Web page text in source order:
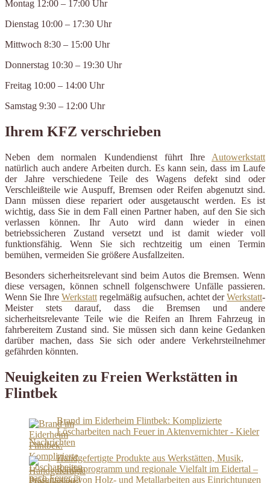
Montag 12:00 – 17:00 Uhr
Dienstag 10:00 – 17:30 Uhr
Mittwoch 8:30 – 15:00 Uhr
Donnerstag 10:30 – 19:30 Uhr
Freitag 10:00 – 14:00 Uhr
Samstag 9:30 – 12:00 Uhr
Ihrem KFZ verschrieben
Neben dem normalen Kundendienst führt Ihre Autowerkstatt
natürlich auch andere Arbeiten durch. Es kann sein, dass im Laufe
der Jahre verschiedene Teile des Wagens defekt sind oder
Verschleißteile wie Auspuff, Bremsen oder Reifen abgenutzt sind.
Dann müssen diese repariert oder ausgetauscht werden. Es ist
wichtig, dass Sie in dem Fall einen Partner haben, auf den Sie sich
verlassen können. Ihr Auto wird dann wieder in einen
betriebssicheren Zustand versetzt und ist damit wieder voll
funktionsfähig. Wenn Sie sich rechtzeitig um einen Termin
bemühen, vermeiden Sie größere Ausfallzeiten.
Besonders sicherheitsrelevant sind beim Autos die Bremsen. Wenn
diese versagen, können schnell folgenschwere Unfälle passieren.
Wenn Sie Ihre Werkstatt regelmäßig aufsuchen, achtet derWerkstatt-
Meister stets darauf, dass die Bremsen und andere
sicherheitsrelevante Teile wie die Reifen an Ihrem Fahrzeug in
fahrbereitem Zustand sind. Sie müssen sich dann keine Gedanken
darüber machen, dass Sie sich oder andere Verkehrsteilnehmer
gefährden könnten.
Neuigkeiten zu Freien Werkstätten in
Flintbek
Brand im Eiderheim Flintbek: Komplizierte
Löscharbeiten nach Feuer in Aktenvernichter - Kieler
Nachrichten
Handgefertigte Produkte aus Werkstätten, Musik,
Kinderprogramm und regionale Vielfalt im Eidertal –
Präsentation von Holz- und Metallarbeiten aus Einrichtungen